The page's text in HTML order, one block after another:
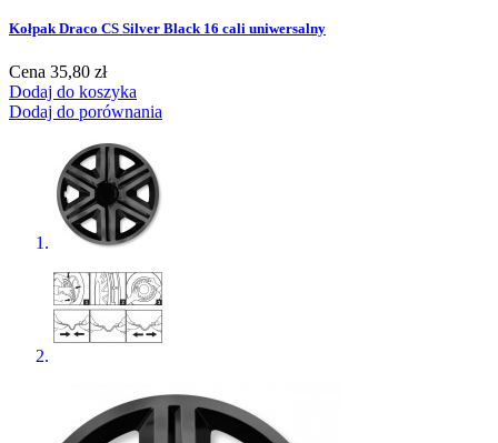
Kołpak Draco CS Silver Black 16 cali uniwersalny
Cena 35,80 zł
Dodaj do koszyka
Dodaj do porównania